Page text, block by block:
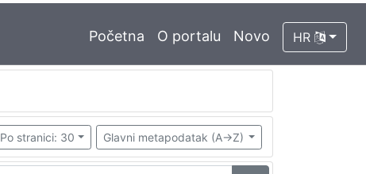
Početna O portalu Novo HR
Po stranici: 30 Glavni metapodatak (A->Z)